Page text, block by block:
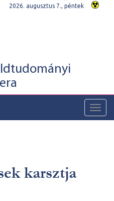
2026. augusztus 7., péntek
karsztja